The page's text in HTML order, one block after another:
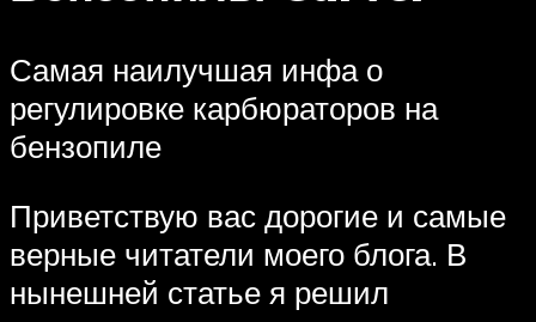
Самая наилучшая инфа о
регулировке карбюраторов на
бензопиле
Приветствую вас дорогие и самые
верные читатели моего блога. В
нынешней статье я решил